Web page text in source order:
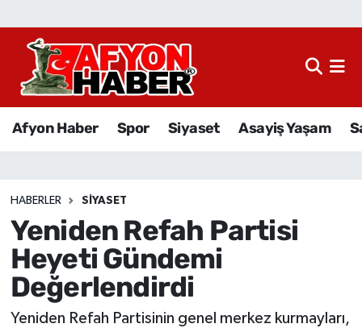
Afyon Haber Spor Siyaset Asayiş Yaşam
HABERLER SIYASET
Yeniden Refah Partisi
Heyeti Gündemi
Değerlendirdi
Yeniden Refah Partisinin genel merkez kurmayları,
Afyon Haber
Sağlık
Eğitim
Sivil Toplum